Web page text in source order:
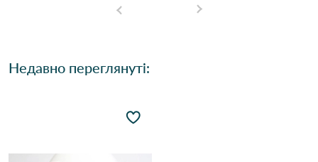
Недавно переглянуті: